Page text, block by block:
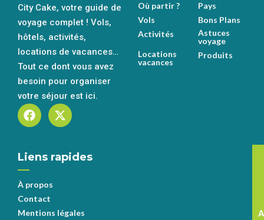
City Cake, votre guide de
voyage complet ! Vols,
hôtels, activités,
locations de vacances…
Tout ce dont vous avez
besoin pour organiser
votre séjour est ici.
Où partir ?
Pays
Vols
Bons Plans
Activités
Astuces
voyage
Locations
vacances
Produits
Liens rapides
À propos
Contact
Mentions légales